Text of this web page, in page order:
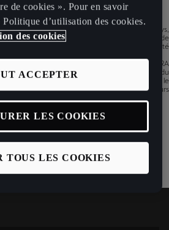
CONNECT peut varier en fonction des pays,
des périodes de production et de
utiliser le filtre pour afficher la disponibilité
spécifique.
la disponibilité générale des services CUPRA
titre informatif uniquement. Les modifications du
fonctionnalités peuvent être disponibles par le
Pour plus d'informations, veuillez toujours
CUPRA.
de cookies ». Pour en savoir
d’utilisation des cookies.
des cookies
TOUS LES COOKIES
ACCEPTER
LES COOKIES